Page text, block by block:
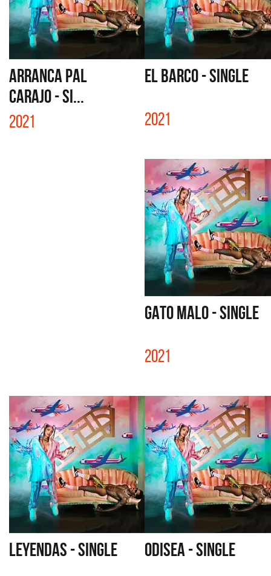
ARRANCA PAL
CARAJO - SI...
2021
EL BARCO - SINGLE
2021
GATO MALO - SINGLE
2021
LEYENDAS - SINGLE ODISEA - SINGLE